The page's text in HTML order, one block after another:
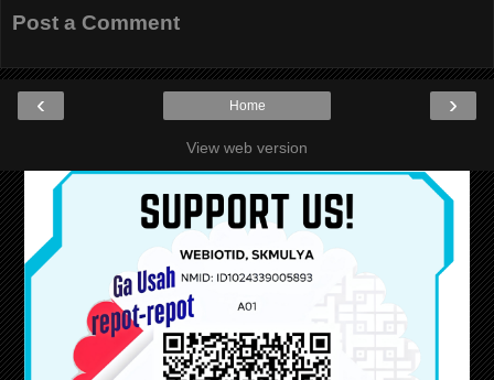
Post a Comment
‹ ›
Home
View web version